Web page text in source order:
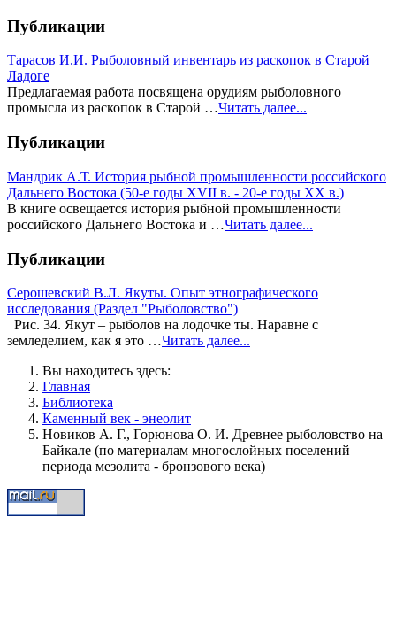
Публикации
Тарасов И.И. Рыболовный инвентарь из раскопок в Старой
Ладоге
Предлагаемая работа посвящена орудиям рыболовного
промысла из раскопок в Старой …Читать далее...
Публикации
Мандрик А.Т. История рыбной промышленности российского
Дальнего Востока (50-е годы XVII в. - 20-е годы XX в.)
В книге освещается история рыбной промышленности
российского Дальнего Востока и …Читать далее...
Публикации
Серошевский В.Л. Якуты. Опыт этнографического
исследования (Раздел "Рыболовство")
Рис. 34. Якут – рыболов на лодочке ты. Наравне с
земледелием, как я это …Читать далее...
Вы находитесь здесь:
Главная
Библиотека
Каменный век - энеолит
Новиков А. Г., Горюнова О. И. Древнее рыболовство на
Байкале (по материалам многослойных поселений
периода мезолита - бронзового века)